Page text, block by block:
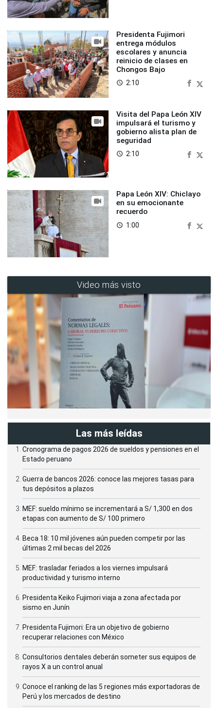
Presidenta Fujimori
entrega módulos
escolares y anuncia
reinicio de clases en
Chongos Bajo
access_time 2:10
Visita del Papa León XIV
impulsará el turismo y
gobierno alista plan de
seguridad
access_time 2:10
Papa León XIV: Chiclayo
en su emocionante
recuerdo
access_time 1:00
Video más visto
Las más leídas
Cronograma de pagos 2026 de sueldos y pensiones en el
Estado peruano
Guerra de bancos 2026: conoce las mejores tasas para
tus depósitos a plazos
MEF: sueldo mínimo se incrementará a S/ 1,300 en dos
etapas con aumento de S/ 100 primero
Beca 18: 10 mil jóvenes aún pueden competir por las
últimas 2 mil becas del 2026
MEF: trasladar feriados a los viernes impulsará
productividad y turismo interno
Presidenta Keiko Fujimori viaja a zona afectada por
sismo en Junín
Presidenta Fujimori: Era un objetivo de gobierno
recuperar relaciones con México
Consultorios dentales deberán someter sus equipos de
rayos X a un control anual
Conoce el ranking de las 5 regiones más exportadoras de
Perú y los mercados de destino